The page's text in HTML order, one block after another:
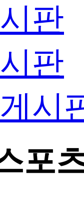
판
판
시
포